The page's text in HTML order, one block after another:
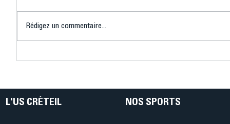
Rédigez un commentaire...
L'US CRÉTEIL NOS SPORTS